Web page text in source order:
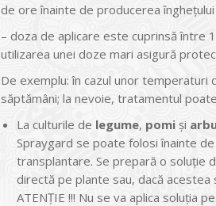
de ore înainte de producerea îngheţului
– doza de aplicare este cuprinsă între
utilizarea unei doze mari asigură
De exemplu: în cazul unor temperaturi
săptămâni; la nevoie, tratamentul
La culturile de legume, pomi şi
Spraygard se poate folosi înainte
transplantare. Se prepară o soluţie
directă pe plante sau, dacă acestea
ATENŢIE !!! Nu se va aplica soluţia